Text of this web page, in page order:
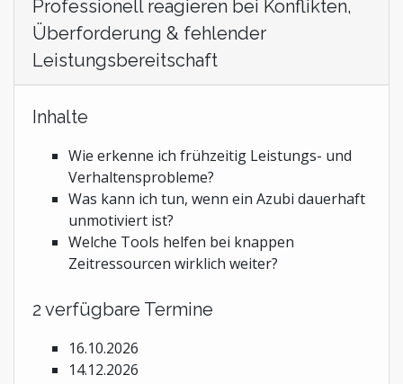
Professionell reagieren bei Konflikten,
Überforderung & fehlender
Leistungsbereitschaft
Inhalte
Wie erkenne ich frühzeitig Leistungs- und
Verhaltensprobleme?
Was kann ich tun, wenn ein Azubi dauerhaft
unmotiviert ist?
Welche Tools helfen bei knappen
Zeitressourcen wirklich weiter?
2 verfügbare Termine
16.10.2026
14.12.2026